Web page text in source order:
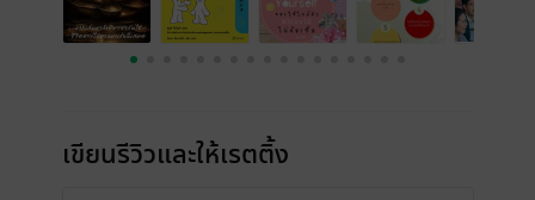
เขียนรีวิวและให้เรตติ้ง